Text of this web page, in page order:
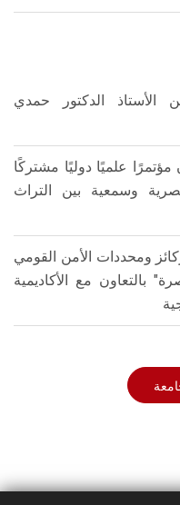
الأستاذ الدكتور حمدي
مؤتمرًا علميًا دوليًا مشتركًا
وسمعية بين التراث
ومحددات الأمن القومي
بالتعاون مع الأكاديمية